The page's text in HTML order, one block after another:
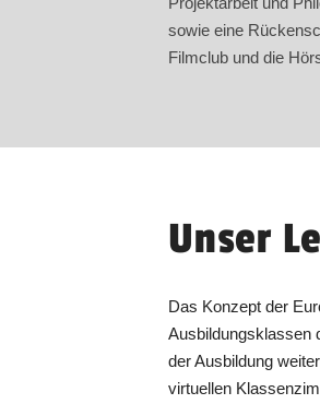
sowie eine
Filmclub und die
Unser
Das Konzept der
Ausbildungsklassen
der Ausbildung
virtuellen